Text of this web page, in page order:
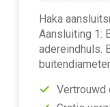
Haka
Aansluiting 1:
adereindhuls.
Vertrouwd